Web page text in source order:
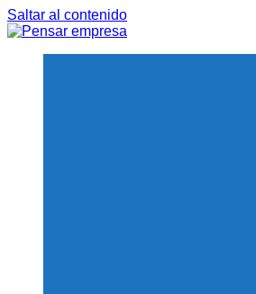
Saltar al contenido